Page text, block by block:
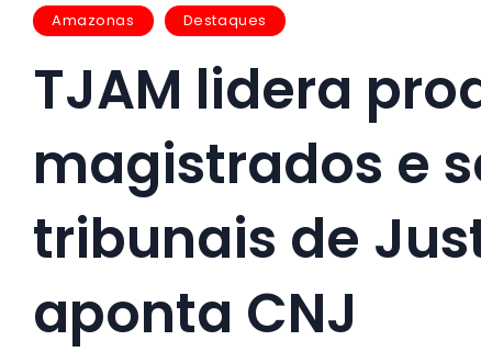
Amazonas Destaques
TJAM lidera
magistrados e
tribunais de
aponta CNJ